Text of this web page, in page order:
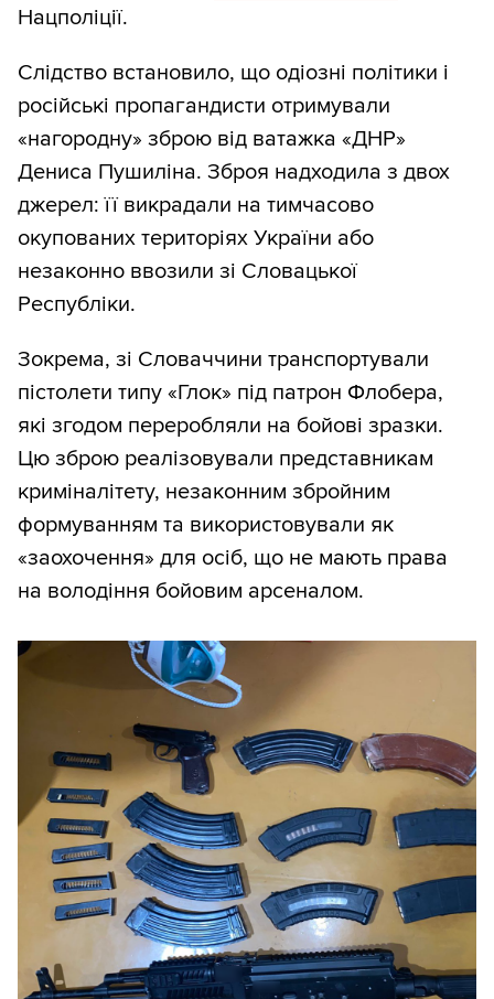
Нацполіції.
Слідство встановило, що одіозні політики і
російські пропагандисти отримували
«нагородну» зброю від ватажка «ДНР»
Дениса Пушиліна. Зброя надходила з двох
джерел: її викрадали на тимчасово
окупованих територіях України або
незаконно ввозили зі Словацької
Республіки.
Зокрема, зі Словаччини транспортували
пістолети типу «Глок» під патрон Флобера,
які згодом переробляли на бойові зразки.
Цю зброю реалізовували представникам
криміналітету, незаконним збройним
формуванням та використовували як
«заохочення» для осіб, що не мають права
на володіння бойовим арсеналом.